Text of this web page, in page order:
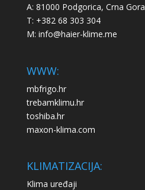
A: 81000 Podgorica, Crna Gora
T: +382 68 303 304
M: info@haier-klime.me
WWW:
mbfrigo.hr
trebamklimu.hr
toshiba.hr
maxon-klima.com
KLIMATIZACIJA:
Klima uređaji